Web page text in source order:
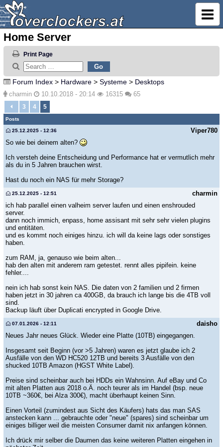
Home Server
Print Page
Forum Index > Hardware > Systeme > Desktops
charmin 10.10.2018 - 20:14 16315 65
3 4 5
Posts
Viper780
25.12.2025 - 12:36
So wie bei deinem alten?
Ich versteh deine Entscheidung und Performance hat er vermutlich mehr
als du in 5 Jahren brauchen wirst.
Hast du noch ein NAS für mehr Storage?
charmin
25.12.2025 - 12:51
ich hab parallel einen valheim server laufen und einen enshrouded
server.
dann noch immich, enpass, home assisant mit sehr sehr vielen plugins
und entitäten.
und es kommt noch einiges hinzu. ich will da keine lags oder sonstiges
haben.
zum RAM, ja, genauso wie beim alten...
hab den alten mit anderem ram getestet. rennt alles pipifein. keine
fehler....
nein ich hab sonst kein NAS. Die daten von 2 familien und 2 firmen
haben jetzt in 30 jahren ca 400GB, da brauch ich lange bis die 4TB voll
sind.
Backup läuft über Duplicati encrypted in Google Drive.
daisho
07.01.2026 - 12:11
Neues Jahr neues Glück. Wieder eine Platte (10TB) eingegangen.
Insgesamt seit Beginn (vor >5 Jahren) waren es jetzt glaube ich 2
Ausfälle von den WD HC520 12TB und bereits 3 Ausfälle von den
shucked 10TB Amazon (HGST White Label).
Preise sind scheinbar auch bei HDDs ein Wahnsinn. Auf eBay und Co
mit alten Platten aus 2018 o.Ä. noch teurer als im Handel (bsp. neue
10TB ~360€, bei Alza 300€), macht überhaupt keinen Sinn.
Einen Vorteil (zumindest aus Sicht des Käufers) hats das man SAS
anstecken kann ... gebrauchte oder "neue" (spares) sind scheinbar um
einiges billiger weil die meisten Consumer damit nix anfangen können.
Ich drück mir selber die Daumen das keine weiteren Platten eingehen in